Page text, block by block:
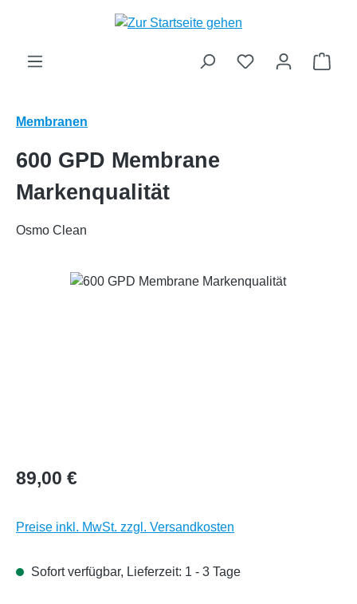
Zum Hauptinhalt springen
Membranen
600 GPD Membrane
Markenqualität
Osmo Clean
Bildergalerie überspringen
Regulärer Preis:
89,00 €
Preise inkl. MwSt. zzgl. Versandkosten
Sofort verfügbar, Lieferzeit: 1 - 3 Tage